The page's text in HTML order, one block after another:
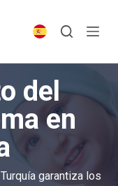
del
en
garantiza los